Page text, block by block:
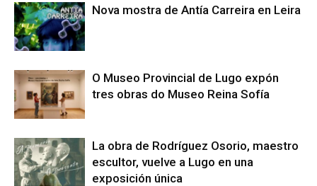
Nova mostra de Antía Carreira en Leira
O Museo Provincial de Lugo expón
tres obras do Museo Reina Sofía
La obra de Rodríguez Osorio, maestro
escultor, vuelve a Lugo en una
exposición única